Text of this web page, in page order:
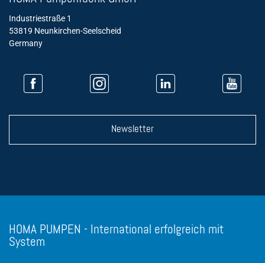
Industriestraße 1
53819 Neunkirchen-Seelscheid
Germany
Newsletter
HOMA PUMPEN - International erfolgreich mit
System